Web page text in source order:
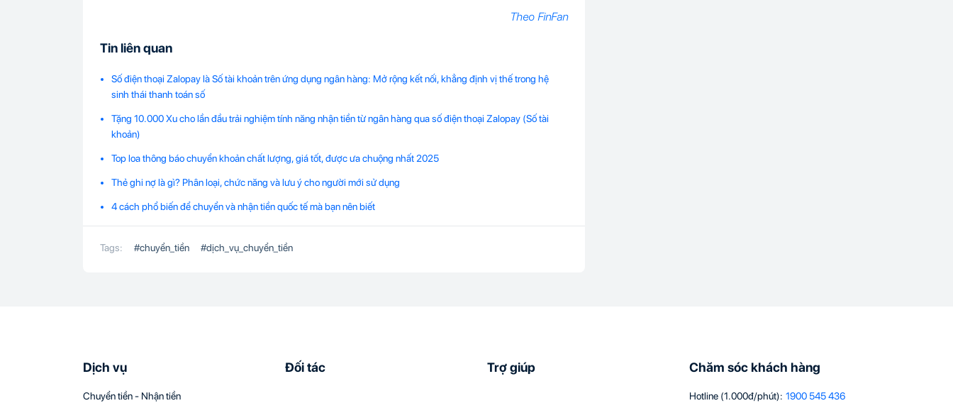
Theo FinFan
Tin liên quan
Số điện thoại Zalopay là Số tài khoản trên ứng dụng ngân hàng: Mở rộng kết nối, khẳng định vị thế trong hệ
sinh thái thanh toán số
Tặng 10.000 Xu cho lần đầu trải nghiệm tính năng nhận tiền từ ngân hàng qua số điện thoại Zalopay (Số tài
khoản)
Top loa thông báo chuyển khoản chất lượng, giá tốt, được ưa chuộng nhất 2025
Thẻ ghi nợ là gì? Phân loại, chức năng và lưu ý cho người mới sử dụng
4 cách phổ biến để chuyển và nhận tiền quốc tế mà bạn nên biết
Tags: #chuyển_tiền #dịch_vụ_chuyển_tiền
Dịch vụ
Chuyển tiền - Nhận tiền
Đối tác Trợ giúp Chăm sóc khách hàng
Hotline (1.000đ/phút): 1900 545 436